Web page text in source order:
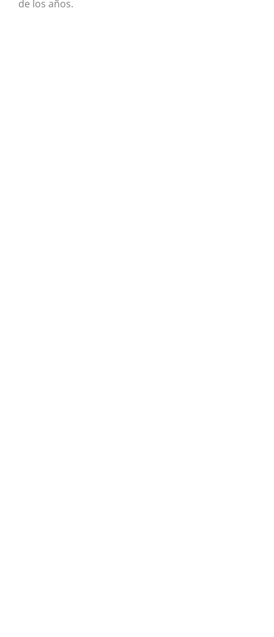
de los años.